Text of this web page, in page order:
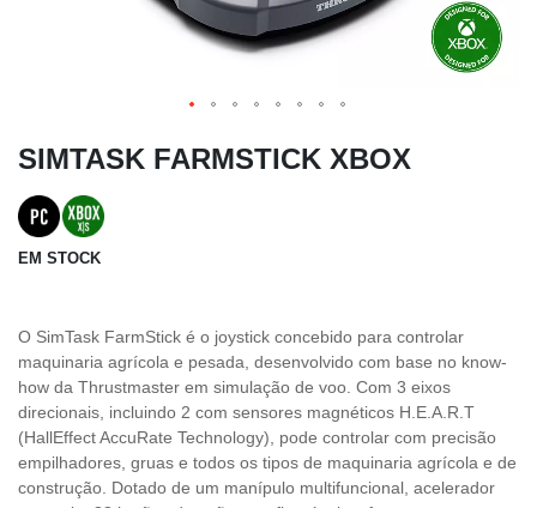
SIMTASK FARMSTICK XBOX
EM STOCK
O SimTask FarmStick é o joystick concebido para controlar
maquinaria agrícola e pesada, desenvolvido com base no know-
how da Thrustmaster em simulação de voo. Com 3 eixos
direcionais, incluindo 2 com sensores magnéticos H.E.A.R.T
(HallEffect AccuRate Technology), pode controlar com precisão
empilhadores, gruas e todos os tipos de maquinaria agrícola e de
construção. Dotado de um manípulo multifuncional, acelerador